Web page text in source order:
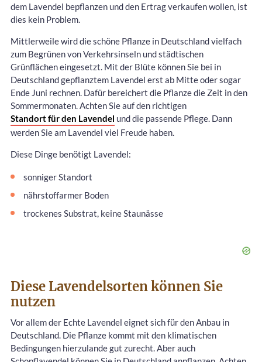
dem Lavendel bepflanzen und den Ertrag verkaufen wollen, ist
dies kein Problem.
Mittlerweile wird die schöne Pflanze in Deutschland vielfach
zum Begrünen von Verkehrsinseln und städtischen
Grünflächen eingesetzt. Mit der Blüte können Sie bei in
Deutschland gepflanztem Lavendel erst ab Mitte oder sogar
Ende Juni rechnen. Dafür bereichert die Pflanze die Zeit in den
Sommermonaten. Achten Sie auf den richtigen
Standort für den Lavendel und die passende Pflege. Dann
werden Sie am Lavendel viel Freude haben.
Diese Dinge benötigt Lavendel:
sonniger Standort
nährstoffarmer Boden
trockenes Substrat, keine Staunässe
Diese Lavendelsorten können Sie
nutzen
Vor allem der Echte Lavendel eignet sich für den Anbau in
Deutschland. Die Pflanze kommt mit den klimatischen
Bedingungen hierzulande gut zurecht. Aber auch